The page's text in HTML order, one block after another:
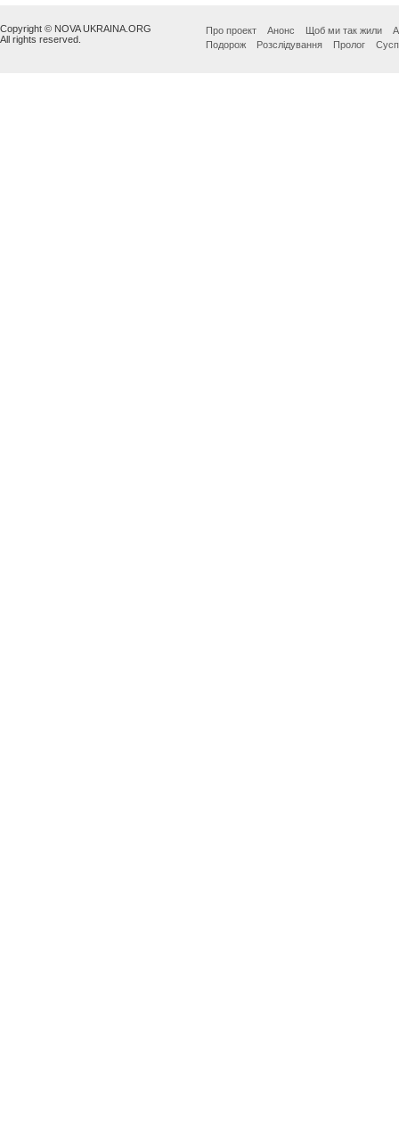
Copyright © NOVA UKRAINA.ORG
All rights reserved.
Про проект Анонс Щоб ми так жили
Подорож
Розслідування Пролог